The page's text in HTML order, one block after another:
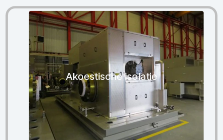
Akoestische isolatie